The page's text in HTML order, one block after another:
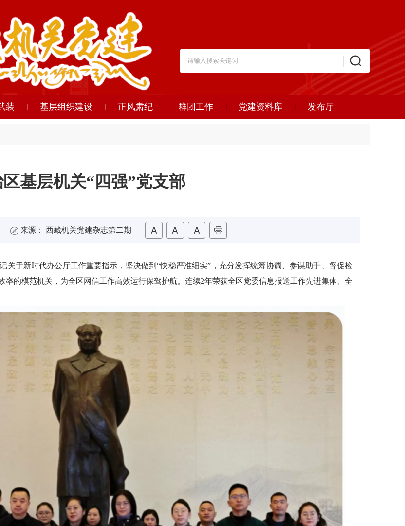
装 基层组织建设 正风肃纪 群团工作 党建资料库 发布厅
区基层机关“四强”党支部
来源： 西藏机关党建杂志第二期
关于新时代办公厅工作重要指示，坚决做到“快稳严准细实”，充分发挥统筹协调、参谋助手 、督促检
率的模范机关，为全区网信工作高效运行保驾护航。连续2年荣获全区党委信息报送工作先进集体、全